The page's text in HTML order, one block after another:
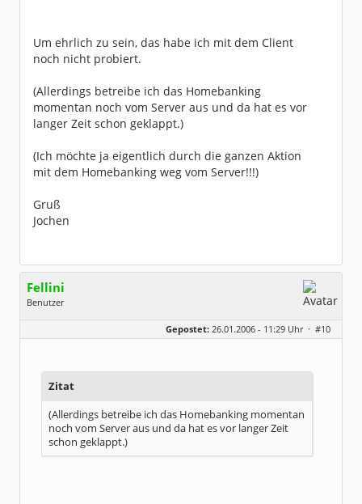
Um ehrlich zu sein, das habe ich mit dem Client
noch nicht probiert.
(Allerdings betreibe ich das Homebanking
momentan noch vom Server aus und da hat es vor
langer Zeit schon geklappt.)
(Ich möchte ja eigentlich durch die ganzen Aktion
mit dem Homebanking weg vom Server!!!)
Gruß
Jochen
Fellini
Benutzer
Im wunderschönen Ahrtal
Beiträge:
2077
Gepostet: 26.01.2006 - 11:29 Uhr · #10
Zitat
(Allerdings betreibe ich das Homebanking momentan
noch vom Server aus und da hat es vor langer Zeit
schon geklappt.)